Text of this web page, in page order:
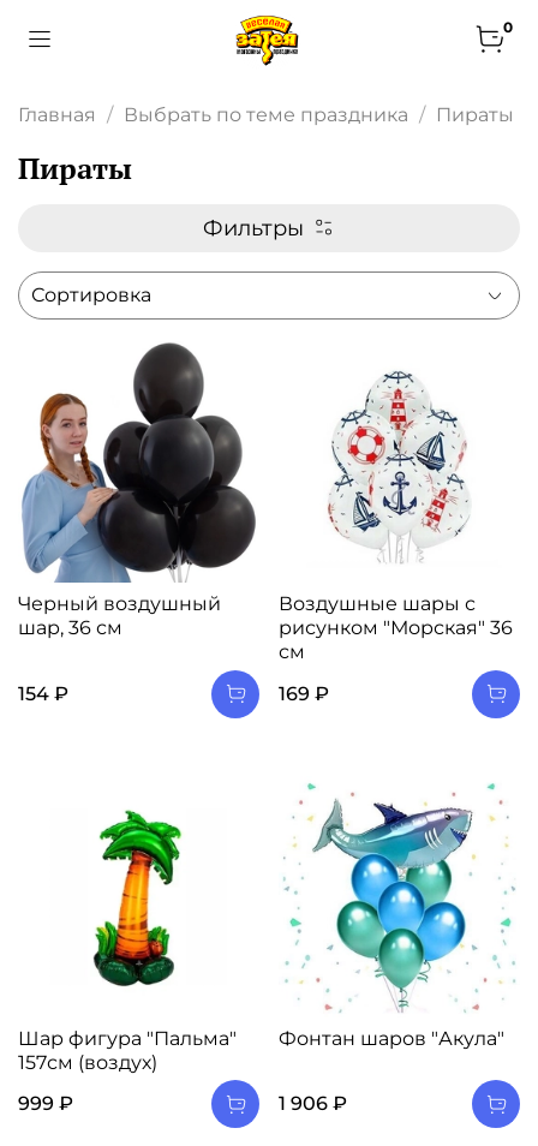
0
Главная Выбрать по теме праздника Пираты
Пираты
Фильтры
Черный воздушный
шар, 36 см
154 ₽
Воздушные шары с
рисунком "Морская" 36
см
169 ₽
Шар фигура "Пальма"
157см (воздух)
999 ₽
Фонтан шаров "Акула"
1 906 ₽